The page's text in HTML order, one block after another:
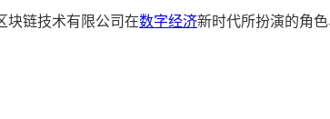
块链技术有限公司在数字经济新时代所扮演的角